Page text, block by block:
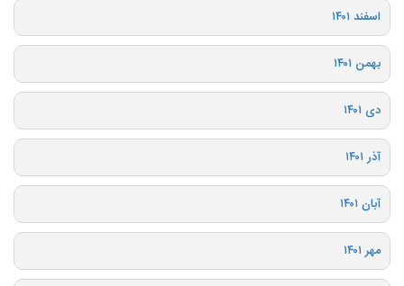
اسفند ۱۴۰۱
بهمن ۱۴۰۱
دی ۱۴۰۱
آذر ۱۴۰۱
آبان ۱۴۰۱
مهر ۱۴۰۱